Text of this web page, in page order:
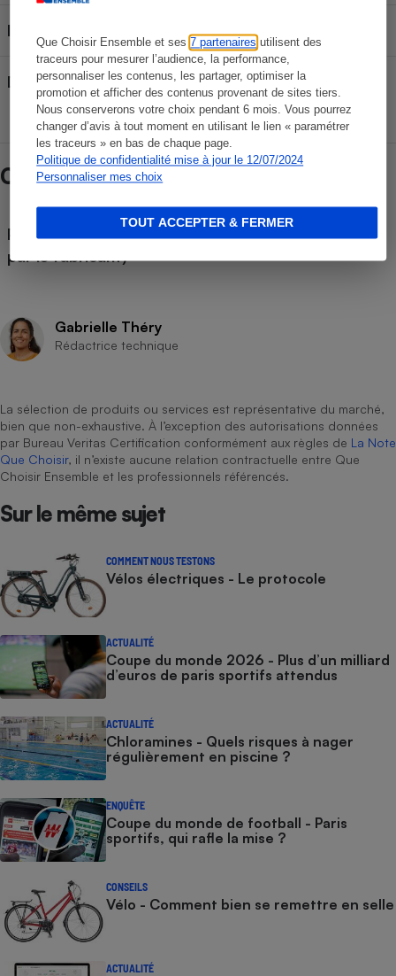
Que Choisir Ensemble et ses7 partenaires utilisent des
traceurs pour mesurer l’audience, la performance,
personnaliser les contenus, les partager, optimiser la
promotion et afficher des contenus provenant de sites tiers.
Nous conserverons votre choix pendant 6 mois. Vous pourrez
changer d’avis à tout moment en utilisant le lien « paramétrer
les traceurs » en bas de chaque page.
Politique de confidentialité mise à jour le 12/07/2024
Personnaliser mes choix
TOUT ACCEPTER & FERMER
Imperméabilité
Durabilité (laboratoire)
Caractéristiques Hoka Speedgoat 6 GTX
Pays de fabrication (déclaré
par le fabricant)
Gabrielle Théry
Rédactrice technique
La sélection de produits ou services est représentative du marché,
bien que non-exhaustive. À l’exception des autorisations données
par Bureau Veritas Certification conformément aux règles de La Note
Que Choisir, il n’existe aucune relation contractuelle entre Que
Choisir Ensemble et les professionnels référencés.
Sur le même sujet
COMMENT NOUS TESTONS
Vélos électriques - Le protocole
ACTUALITÉ
Coupe du monde 2026 - Plus d’un milliard
d’euros de paris sportifs attendus
ACTUALITÉ
Chloramines - Quels risques à nager
régulièrement en piscine ?
ENQUÊTE
Coupe du monde de football - Paris
sportifs, qui rafle la mise ?
CONSEILS
Vélo - Comment bien se remettre en selle
ACTUALITÉ